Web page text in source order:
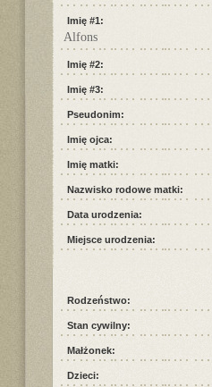
Imię #1:
Alfons
Imię #2:
Imię #3:
Pseudonim:
Imię ojca:
Imię matki:
Nazwisko rodowe matki:
Data urodzenia:
Miejsce urodzenia:
Rodzeństwo:
Stan cywilny:
Małżonek:
Dzieci: